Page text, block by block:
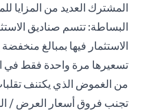
المشترك العديد من المزايا
البساطة: تتسم صناديق
الاستثمار فيها بمبالغ
تسعيرها مرة واحدة فقط في
من الغموض الذي يكتنف
تجنب فروق أسعار العرض /